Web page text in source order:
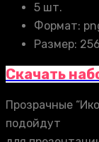
5 шт.
Формат:
Размер:
Скачать
Прозрачные
подойдут